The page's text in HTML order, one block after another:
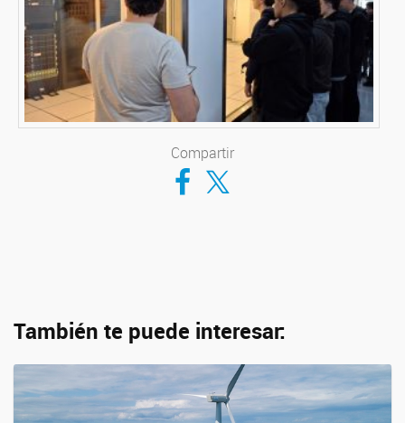
Compartir
Compartir en Facebook
Compartir en Twitter
También te puede interesar: